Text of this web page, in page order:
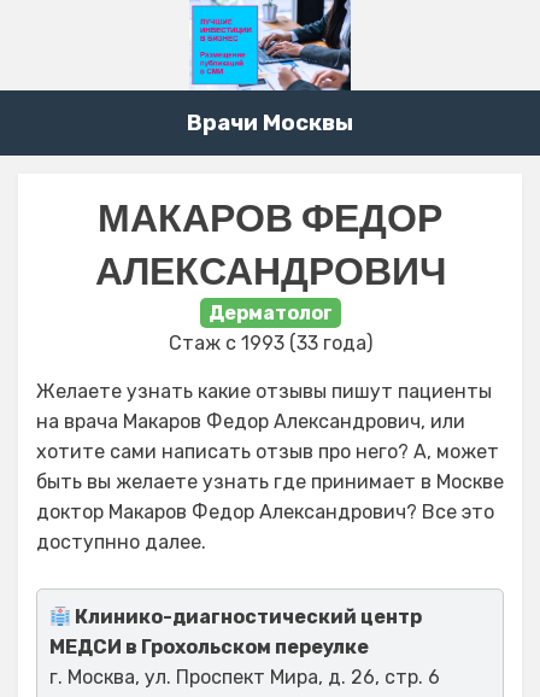
Врачи Москвы
МАКАРОВ ФЕДОР
АЛЕКСАНДРОВИЧ
Дерматолог
Стаж с 1993 (33 года)
Желаете узнать какие отзывы пишут пациенты
на врача Макаров Федор Александрович, или
хотите сами написать отзыв про него? А, может
быть вы желаете узнать где принимает в Москве
доктор Макаров Федор Александрович? Все это
доступнно далее.
Клинико-диагностический центр
МЕДСИ в Грохольском переулке
г. Москва, ул. Проспект Мира, д. 26, стр. 6